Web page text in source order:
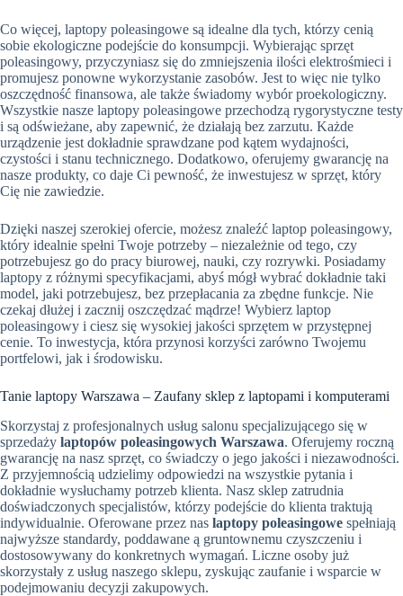
Co więcej, laptopy poleasingowe są idealne dla tych, którzy cenią
sobie ekologiczne podejście do konsumpcji. Wybierając sprzęt
poleasingowy, przyczyniasz się do zmniejszenia ilości elektrośmieci i
promujesz ponowne wykorzystanie zasobów. Jest to więc nie tylko
oszczędność finansowa, ale także świadomy wybór proekologiczny.
Wszystkie nasze laptopy poleasingowe przechodzą rygorystyczne testy
i są odświeżane, aby zapewnić, że działają bez zarzutu. Każde
urządzenie jest dokładnie sprawdzane pod kątem wydajności,
czystości i stanu technicznego. Dodatkowo, oferujemy gwarancję na
nasze produkty, co daje Ci pewność, że inwestujesz w sprzęt, który
Cię nie zawiedzie.
Dzięki naszej szerokiej ofercie, możesz znaleźć laptop poleasingowy,
który idealnie spełni Twoje potrzeby – niezależnie od tego, czy
potrzebujesz go do pracy biurowej, nauki, czy rozrywki. Posiadamy
laptopy z różnymi specyfikacjami, abyś mógł wybrać dokładnie taki
model, jaki potrzebujesz, bez przepłacania za zbędne funkcje. Nie
czekaj dłużej i zacznij oszczędzać mądrze! Wybierz laptop
poleasingowy i ciesz się wysokiej jakości sprzętem w przystępnej
cenie. To inwestycja, która przynosi korzyści zarówno Twojemu
portfelowi, jak i środowisku.
Tanie laptopy Warszawa – Zaufany sklep z laptopami i komputerami
Skorzystaj z profesjonalnych usług salonu specjalizującego się w
sprzedaży laptopów poleasingowych Warszawa. Oferujemy roczną
gwarancję na nasz sprzęt, co świadczy o jego jakości i niezawodności.
Z przyjemnością udzielimy odpowiedzi na wszystkie pytania i
dokładnie wysłuchamy potrzeb klienta. Nasz sklep zatrudnia
doświadczonych specjalistów, którzy podejście do klienta traktują
indywidualnie. Oferowane przez nas laptopy poleasingowe spełniają
najwyższe standardy, poddawane ą gruntownemu czyszczeniu i
dostosowywany do konkretnych wymagań. Liczne osoby już
skorzystały z usług naszego sklepu, zyskując zaufanie i wsparcie w
podejmowaniu decyzji zakupowych.